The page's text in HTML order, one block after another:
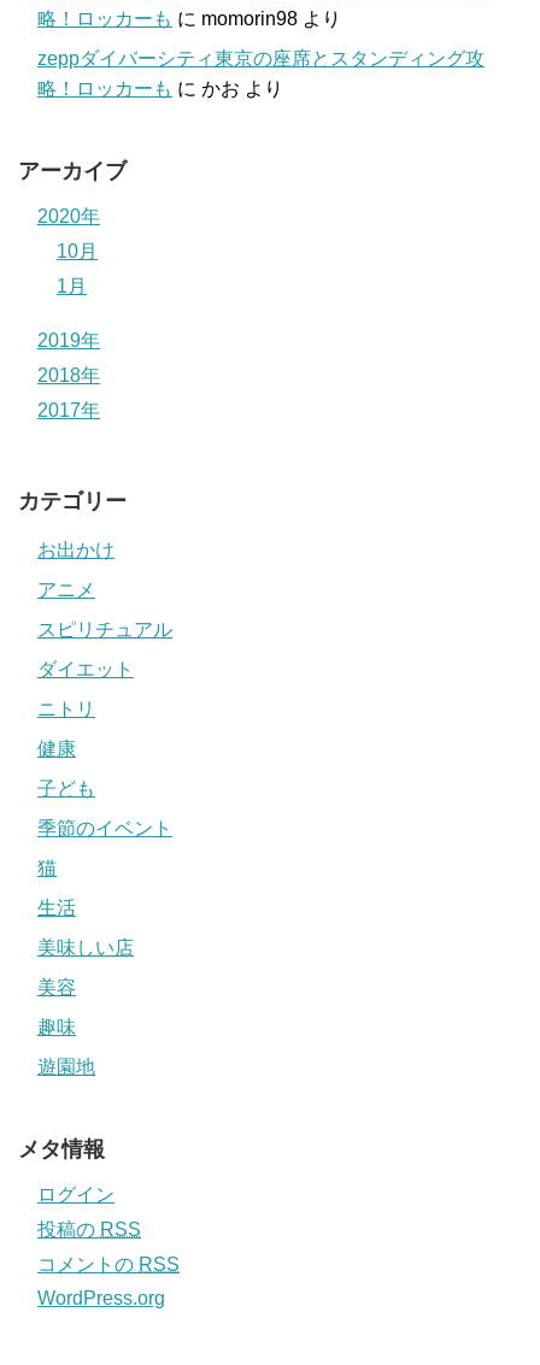
略！ロッカーも に momorin98 より
zeppダイバーシティ東京の座席とスタンディング攻
略！ロッカーも に かお より
アーカイブ
2020年
10月
1月
2019年
2018年
2017年
カテゴリー
お出かけ
アニメ
スピリチュアル
ダイエット
ニトリ
健康
子ども
季節のイベント
猫
生活
美味しい店
美容
趣味
遊園地
メタ情報
ログイン
投稿の RSS
コメントの RSS
WordPress.org